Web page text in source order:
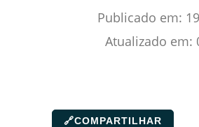
Publicado em:
Atualizado em:
🔗COMPARTILHAR